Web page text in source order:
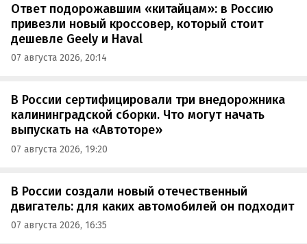
Ответ подорожавшим «китайцам»: в Россию
привезли новый кроссовер, который стоит
дешевле Geely и Haval
07 августа 2026, 20:14
В России сертифицировали три внедорожника
калининградской сборки. Что могут начать
выпускать на «Автоторе»
07 августа 2026, 19:20
В России создали новый отечественный
двигатель: для каких автомобилей он подходит
07 августа 2026, 16:35